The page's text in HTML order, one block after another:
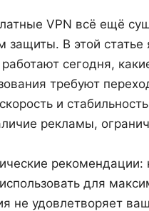
VPN всё ещё
защиты. В этой
сегодня,
требуют
и
рекламы,
рекомендации:
для
не удовлетворяет